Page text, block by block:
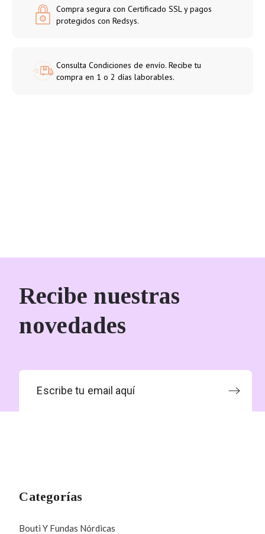
Compra segura con Certificado SSL y pagos
protegidos con Redsys.
Consulta Condiciones de envío. Recibe tu
compra en 1 o 2 días laborables.
Recibe nuestras
novedades
Categorías
Bouti Y Fundas Nórdicas